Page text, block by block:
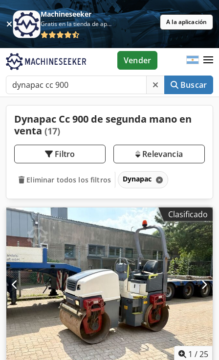
Machineseeker
Gratis en la tienda de aplicaciones A la aplicación
Buscar
Vender
Dynapac Cc 900 de segunda mano en
venta (17)
Filtro Relevancia
Eliminar todos los filtros Dynapac
Clasificado
1 /25